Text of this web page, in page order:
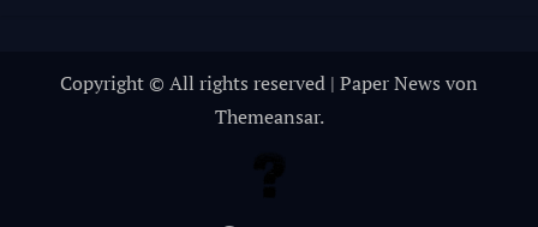
Copyright © All rights reserved | Paper News von
Themeansar.